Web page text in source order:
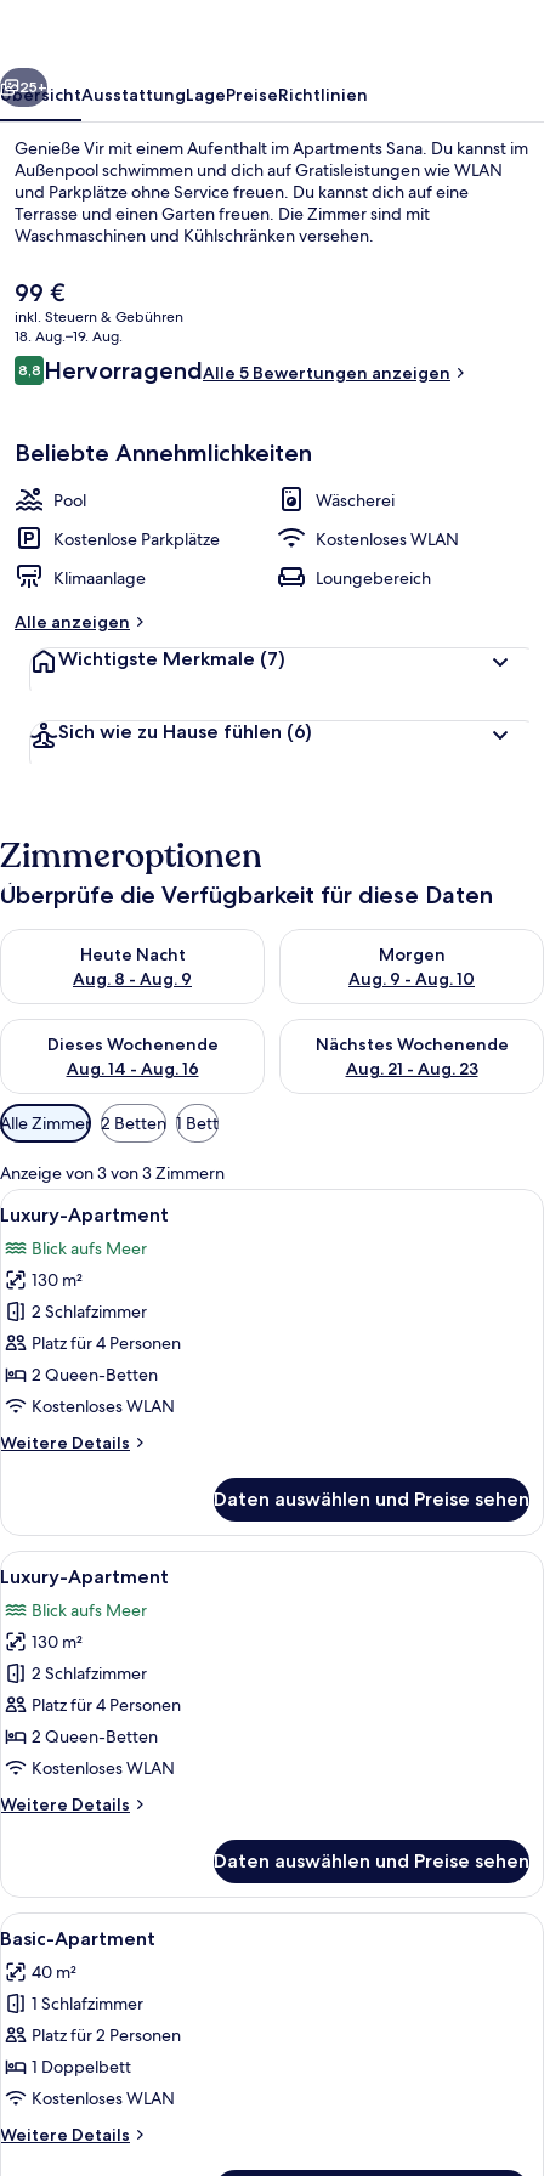
Weiter
25+
ÜbersichtAusstattungLagePreiseRichtlinien
Genieße Vir mit einem Aufenthalt im Apartments Sana. Du kannst im
Außenpool schwimmen und dich auf Gratisleistungen wie WLAN
und Parkplätze ohne Service freuen. Du kannst dich auf eine
Terrasse und einen Garten freuen. Die Zimmer sind mit
Waschmaschinen und Kühlschränken versehen.
Der
aktuelle
Preis
beträgt
99 €.
99 €
inkl. Steuern & Gebühren
18. Aug.–19. Aug.
Bewertungen
8,88,8 von 10.
HervorragendAlle 5 Bewertungen anzeigen
Beliebte Annehmlichkeiten
Pool
Wäscherei
Kostenlose Parkplätze
Kostenloses WLAN
Klimaanlage
Loungebereich
Alle anzeigen
Wichtigste Merkmale (7)
Sich wie zu Hause fühlen (6)
Zimmeroptionen
Überprüfe die Verfügbarkeit für diese Daten
Heute Nacht
Aug. 8 - Aug. 9
Überprüfe die Verfügbarkeit für heute Nacht, Aug. 8 - Aug. 9.
Morgen
Aug. 9 - Aug. 10
Überprüfe die Verfügbarkeit
Dieses Wochenende
Aug. 14 - Aug. 16
Überprüfe die Verfügbarkeit für dieses Wochenende, Aug. 14
Nächstes Wochenende
Aug. 21 - Aug. 23
Überprüfe die Verfügbarkeit
Verfügbare
Filter
für
Zimmer
Alle Zimmer 2 Betten 1 Bett
Anzeige von 3 von 3 Zimmern
Alle
Fotos
für
Luxury-
Apartment
anzeigen
Ein modernes Schlafzimmer mit
7
Luxury-Apartment
Blick aufs Meer
130 m²
2 Schlafzimmer
Platz für 4 Personen
2 Queen-Betten
Kostenloses WLAN
Weitere Details
Weitere
Apartment
Daten auswählen und Preise sehen
Alle
Fotos
für
Luxury-
Apartment
anzeigen
Ein modernes Schlafzimmer mit
9
Luxury-Apartment
Blick aufs Meer
130 m²
2 Schlafzimmer
Platz für 4 Personen
2 Queen-Betten
Kostenloses WLAN
Weitere Details
Weitere
Apartment
Daten auswählen und Preise sehen
Alle
Fotos
für
Basic-
Apartment
anzeigen
Ein ordentlich bezogenes Bett mit
5
Basic-Apartment
40 m²
1 Schlafzimmer
Platz für 2 Personen
1 Doppelbett
Kostenloses WLAN
Weitere Details
Weitere